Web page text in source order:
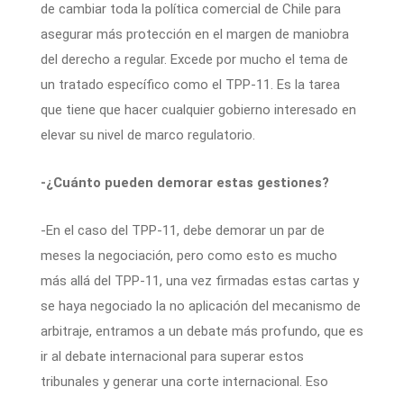
de cambiar toda la política comercial de Chile para
asegurar más protección en el margen de maniobra
del derecho a regular. Excede por mucho el tema de
un tratado específico como el TPP-11. Es la tarea
que tiene que hacer cualquier gobierno interesado en
elevar su nivel de marco regulatorio.
-¿Cuánto pueden demorar estas gestiones?
-En el caso del TPP-11, debe demorar un par de
meses la negociación, pero como esto es mucho
más allá del TPP-11, una vez firmadas estas cartas y
se haya negociado la no aplicación del mecanismo de
arbitraje, entramos a un debate más profundo, que es
ir al debate internacional para superar estos
tribunales y generar una corte internacional. Eso